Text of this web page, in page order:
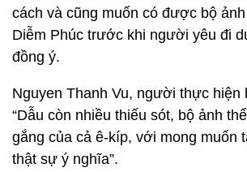
cách và cũng muốn có được bộ
Diễm Phúc trước khi người yêu đi
đồng ý.
Nguyen Thanh Vu, người thực hiện
“Dẫu còn nhiều thiếu sót, bộ ảnh
gắng của cả ê-kíp, với mong muốn
thật sự ý nghĩa”.